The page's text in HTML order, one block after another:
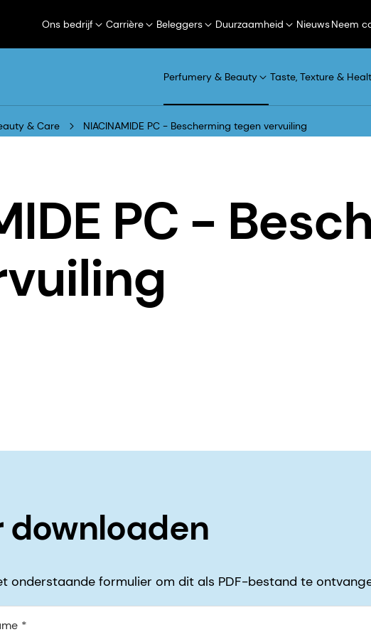
Ons bedrijf Carrière Beleggers Duurzaamheid NieuwsNeem
Perfumery & Beauty Taste, Texture &
& Care NIACINAMIDE PC - Bescherming tegen vervuiling
PC -
downloaden
onderstaande formulier om dit als PDF-bestand te